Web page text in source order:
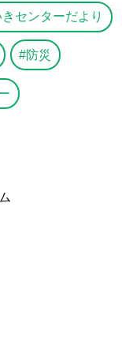
センターだより
防災